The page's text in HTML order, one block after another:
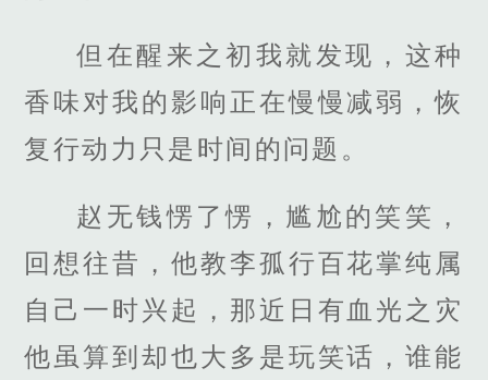
但在醒来之初我就发现，这种
香味对我的影响正在慢慢减弱，恢
复行动力只是时间的问题。
赵无钱愣了愣，尴尬的笑笑，
回想往昔，他教李孤行百花掌纯属
自己一时兴起，那近日有血光之灾
他虽算到却也大多是玩笑话，谁能